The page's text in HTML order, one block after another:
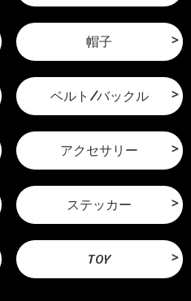
帽子
ベルト/バックル
アクセサリー
ステッカー
TOY